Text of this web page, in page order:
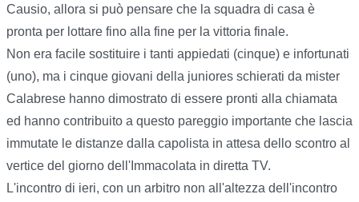
Causio, allora si può pensare che la squadra di casa è
pronta per lottare fino alla fine per la vittoria finale.
Non era facile sostituire i tanti appiedati (cinque) e infortunati
(uno), ma i cinque giovani della juniores schierati da mister
Calabrese hanno dimostrato di essere pronti alla chiamata
ed hanno contribuito a questo pareggio importante che lascia
immutate le distanze dalla capolista in attesa dello scontro al
vertice del giorno dell'Immacolata in diretta TV.
L'incontro di ieri, con un arbitro non all'altezza dell'incontro